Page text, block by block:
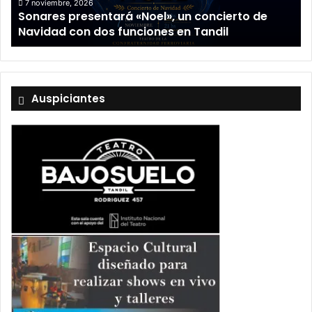
con
dos
funciones
en
Tandil
7 noviembre, 2026
Sonares presentará «Noel», un concierto de
Navidad con dos funciones en Tandil
Auspiciantes